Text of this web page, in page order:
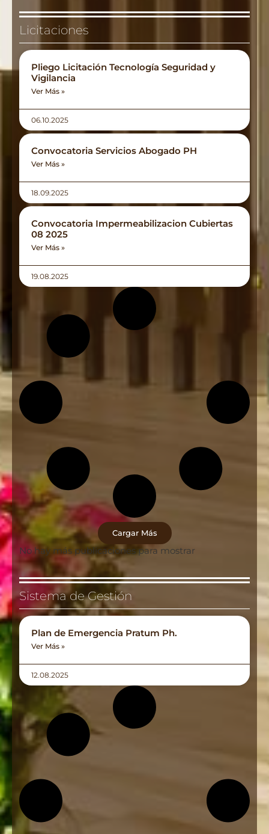
Licitaciones
Pliego Licitación Tecnología Seguridad y
Vigilancia
Ver Más »
06.10.2025
Convocatoria Servicios Abogado PH
Ver Más »
18.09.2025
Convocatoria Impermeabilizacion Cubiertas
08 2025
Ver Más »
19.08.2025
Cargar Más
No hay más publicaciones para mostrar
Sistema de Gestión
Plan de Emergencia Pratum Ph.
Ver Más »
12.08.2025